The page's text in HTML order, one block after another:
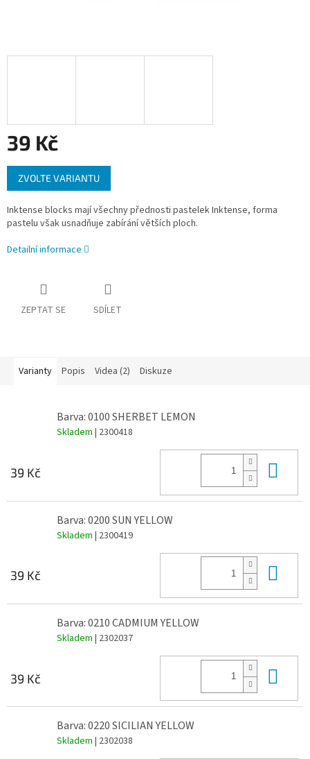
39 Kč
Měrná
cena:
ZVOLTE VARIANTU
Inktense blocks mají všechny přednosti pastelek Inktense, forma
pastelu však usnadňuje zabírání větších ploch.
Detailní informace
ZEPTAT SE SDÍLET
Varianty Popis Videa (2) Diskuze
Barva: 0100 SHERBET LEMON
Skladem | 2300418
39 Kč
Barva: 0200 SUN YELLOW
Skladem | 2300419
39 Kč
Barva: 0210 CADMIUM YELLOW
Skladem | 2302037
39 Kč
Barva: 0220 SICILIAN YELLOW
Skladem | 2302038